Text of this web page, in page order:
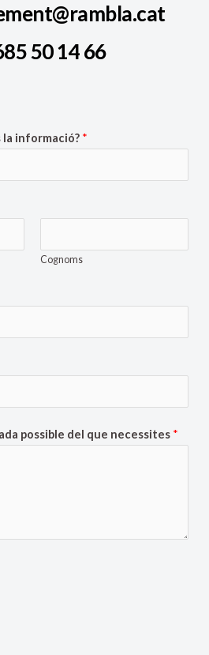
50 14 66
la informació? *
Cognoms
possible del que necessites *